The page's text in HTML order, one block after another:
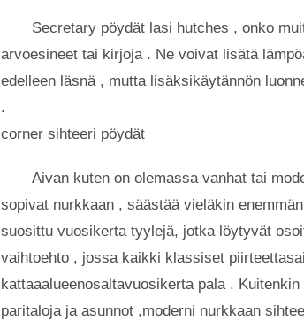
Secretary pöydät lasi hutches , onko
arvoesineet tai kirjoja . Ne voivat lisätä
edelleen läsnä , mutta lisäksikäytännön
.
corner sihteeri pöydät
Aivan kuten on olemassa vanhat tai
sopivat nurkkaan , säästää vieläkin
suosittu vuosikerta tyylejä, jotka löytyvät
vaihtoehto , jossa kaikki klassiset
kattaaalueenosaltavuosikerta pala .
paritaloja ja asunnot ,moderni nurkkaan